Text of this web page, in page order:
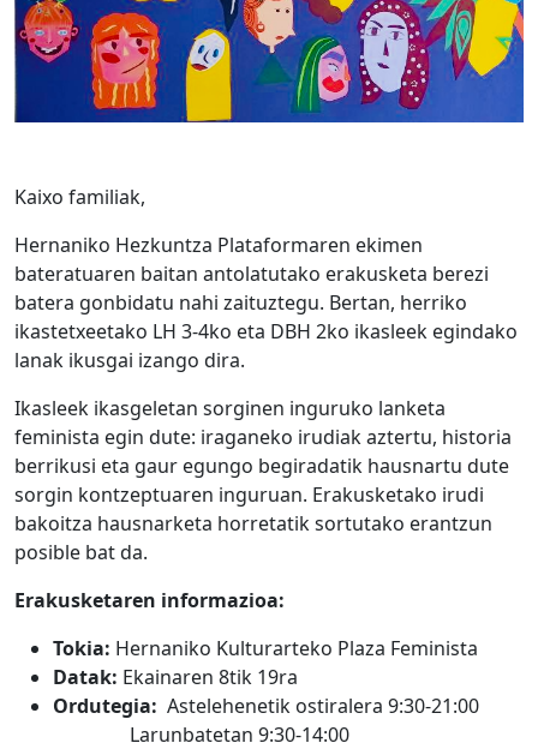
Kaixo familiak,
Hernaniko Hezkuntza Plataformaren ekimen
bateratuaren baitan antolatutako erakusketa berezi
batera gonbidatu nahi zaituztegu. Bertan, herriko
ikastetxeetako LH 3-4ko eta DBH 2ko ikasleek egindako
lanak ikusgai izango dira.
Ikasleek ikasgeletan sorginen inguruko lanketa
feminista egin dute: iraganeko irudiak aztertu, historia
berrikusi eta gaur egungo begiradatik hausnartu dute
sorgin kontzeptuaren inguruan. Erakusketako irudi
bakoitza hausnarketa horretatik sortutako erantzun
posible bat da.
Erakusketaren informazioa:
Tokia: Hernaniko Kulturarteko Plaza Feminista
Datak: Ekainaren 8tik 19ra
Ordutegia: Astelehenetik ostiralera 9:30-21:00
Larunbatetan 9:30-14:00